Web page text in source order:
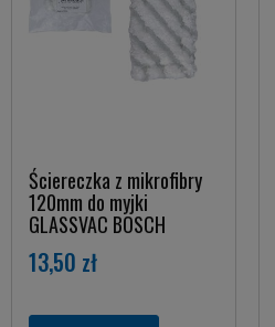
Ściereczka z mikrofibry
120mm do myjki
GLASSVAC BOSCH
13,50 zł